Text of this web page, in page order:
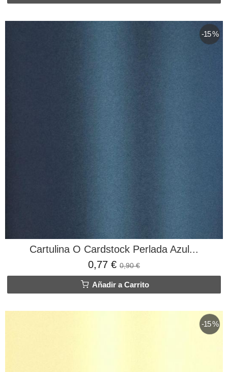
-15 %
Cartulina O Cardstock Perlada Azul...
0,77 € 0,90 €
Añadir a Carrito
-15 %